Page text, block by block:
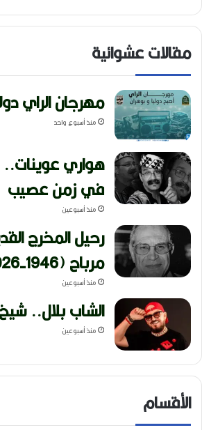
مقالات عشوائية
مهرجان الراي
منذ أسبوع واحد
هواري عوينات..
في زمن عصيب
منذ أسبوعين
رحيل المخرج
مرباح (1946-2026)
منذ أسبوعين
الشاب بلال..
منذ أسبوعين
الأقسام